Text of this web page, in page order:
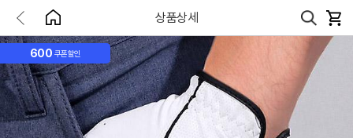
상품상세
600 쿠폰할인